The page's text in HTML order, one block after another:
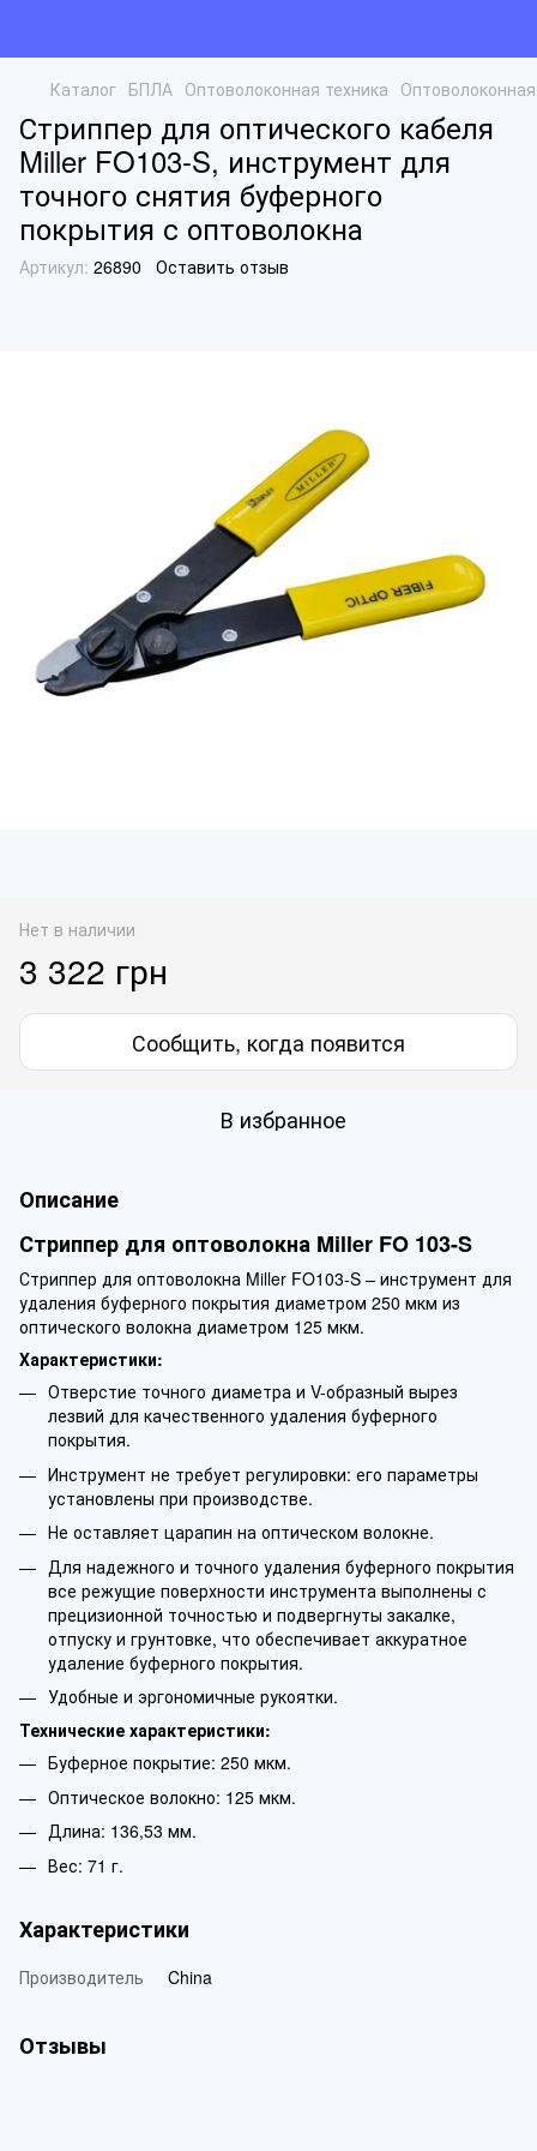
Каталог БПЛА Оптоволоконная техника
Стриппер для оптического кабеля
Miller FO103-S, инструмент для
точного снятия буферного
покрытия с оптоволокна
Артикул: 26890 Оставить отзыв
Нет в наличии
3 322 грн
Сообщить, когда появится
В избранное
Описание
Стриппер для оптоволокна Miller FO 103-S
Стриппер для оптоволокна Miller FO103-S – инструмент для
удаления буферного покрытия диаметром 250 мкм из
оптического волокна диаметром 125 мкм.
Характеристики:
Отверстие точного диаметра и V-образный вырез
лезвий для качественного удаления буферного
покрытия.
Инструмент не требует регулировки: его параметры
установлены при производстве.
Не оставляет царапин на оптическом волокне.
Для надежного и точного удаления буферного покрытия
все режущие поверхности инструмента выполнены с
прецизионной точностью и подвергнуты закалке,
отпуску и грунтовке, что обеспечивает аккуратное
удаление буферного покрытия.
Удобные и эргономичные рукоятки.
Технические характеристики:
Буферное покрытие: 250 мкм.
Оптическое волокно: 125 мкм.
Длина: 136,53 мм.
Вес: 71 г.
Характеристики
Производитель China
Отзывы